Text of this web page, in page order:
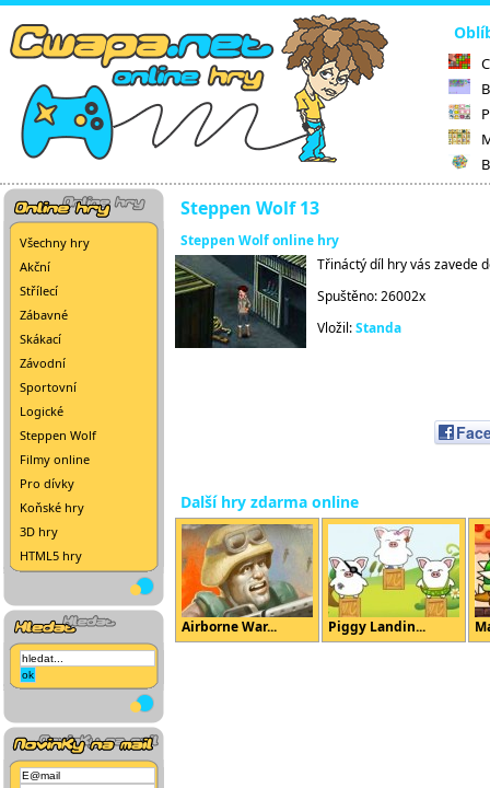
Všechny hry
Akční
Střílecí
Zábavné
Skákací
Závodní
Sportovní
Logické
Steppen Wolf
Filmy online
Pro dívky
Koňské hry
3D hry
HTML5 hry
Steppen Wolf 13
Steppen Wolf online hry
Třináctý díl hry vás zavede
Spuštěno: 26002x
Vložil:Standa
Další hry zdarma online
Airborne War... Piggy Landin...